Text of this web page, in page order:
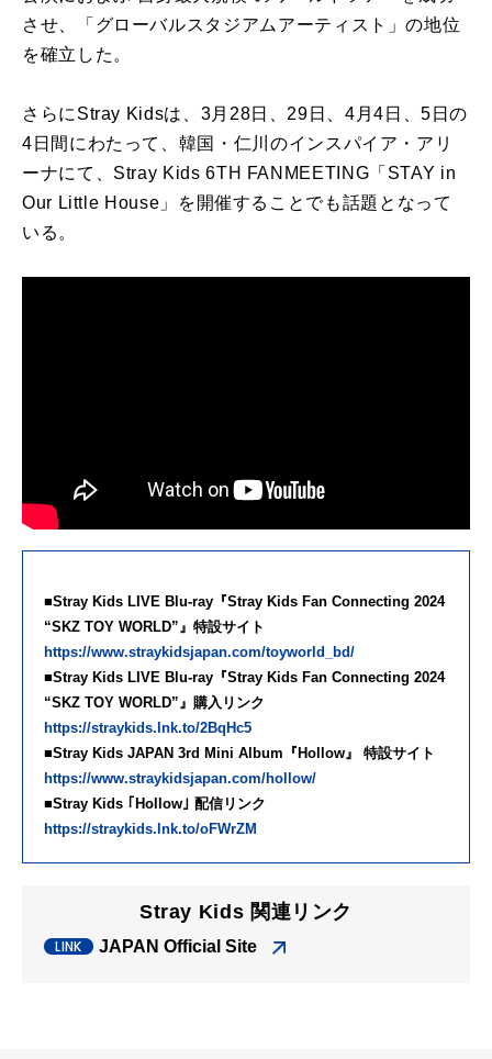
させ、「グローバルスタジアムアーティスト」の地位
を確立した。
さらにStray Kidsは、3月28日、29日、4月4日、5日の
4日間にわたって、韓国・仁川のインスパイア・アリ
ーナにて、Stray Kids 6TH FANMEETING「STAY in
Our Little House」を開催することでも話題となって
いる。
■Stray Kids LIVE Blu-ray『Stray Kids Fan Connecting 2024
“SKZ TOY WORLD”』特設サイト
https://www.straykidsjapan.com/toyworld_bd/
■Stray Kids LIVE Blu-ray『Stray Kids Fan Connecting 2024
“SKZ TOY WORLD”』購入リンク
https://straykids.lnk.to/2BqHc5
■Stray Kids JAPAN 3rd Mini Album『Hollow』 特設サイト
https://www.straykidsjapan.com/hollow/
■Stray Kids ｢Hollow｣ 配信リンク
https://straykids.lnk.to/oFWrZM
Stray Kids 関連リンク
JAPAN Official Site